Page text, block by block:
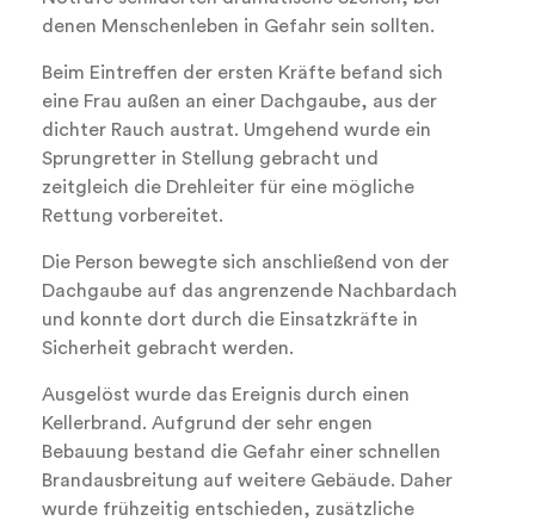
denen Menschenleben in Gefahr sein sollten.
Beim Eintreffen der ersten Kräfte befand sich
eine Frau außen an einer Dachgaube, aus der
dichter Rauch austrat. Umgehend wurde ein
Sprungretter in Stellung gebracht und
zeitgleich die Drehleiter für eine mögliche
Rettung vorbereitet.
Die Person bewegte sich anschließend von der
Dachgaube auf das angrenzende Nachbardach
und konnte dort durch die Einsatzkräfte in
Sicherheit gebracht werden.
Ausgelöst wurde das Ereignis durch einen
Kellerbrand. Aufgrund der sehr engen
Bebauung bestand die Gefahr einer schnellen
Brandausbreitung auf weitere Gebäude. Daher
wurde frühzeitig entschieden, zusätzliche